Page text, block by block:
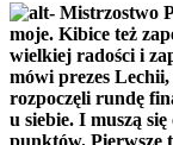
- Mistrzostwo
moje. Kibice też
wielkiej radości i
mówi prezes
rozpoczęli rundę
u siebie. I muszą
punktów. Pierwsze